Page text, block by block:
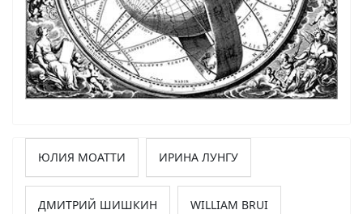
ЮЛИЯ МОАТТИ ИРИНА ЛУНГУ
ДМИТРИЙ ШИШКИН WILLIAM BRUI